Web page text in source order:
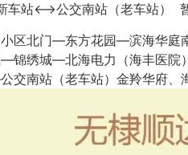
车站<—>公交南站（老车站）
区北门—东方花园—滨海华庭
锦绣城—北海电力（海丰医
交南站（老车站）金羚华府、